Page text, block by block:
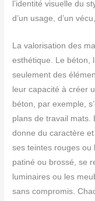
l’identité visuelle du
d’un usage, d’un
La valorisation des
esthétique. Le béton,
seulement des
leur capacité à créer
béton, par exemple,
plans de travail mats.
donne du caractère
ses teintes rouges ou
patiné ou brossé, se
luminaires ou les
sans compromis.